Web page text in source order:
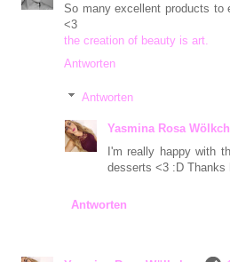
So many excellent products to
<3
the creation of beauty is art.
Antworten
Antworten
Yasmina Rosa
I'm really happy with
desserts <3 :D Thanks
Antworten